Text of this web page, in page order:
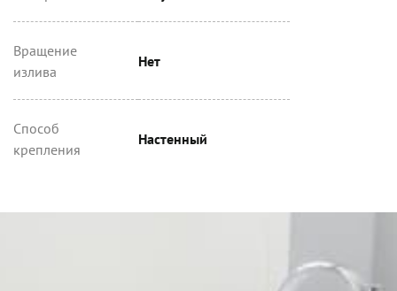
Вращение
излива
Нет
Способ
крепления
Настенный